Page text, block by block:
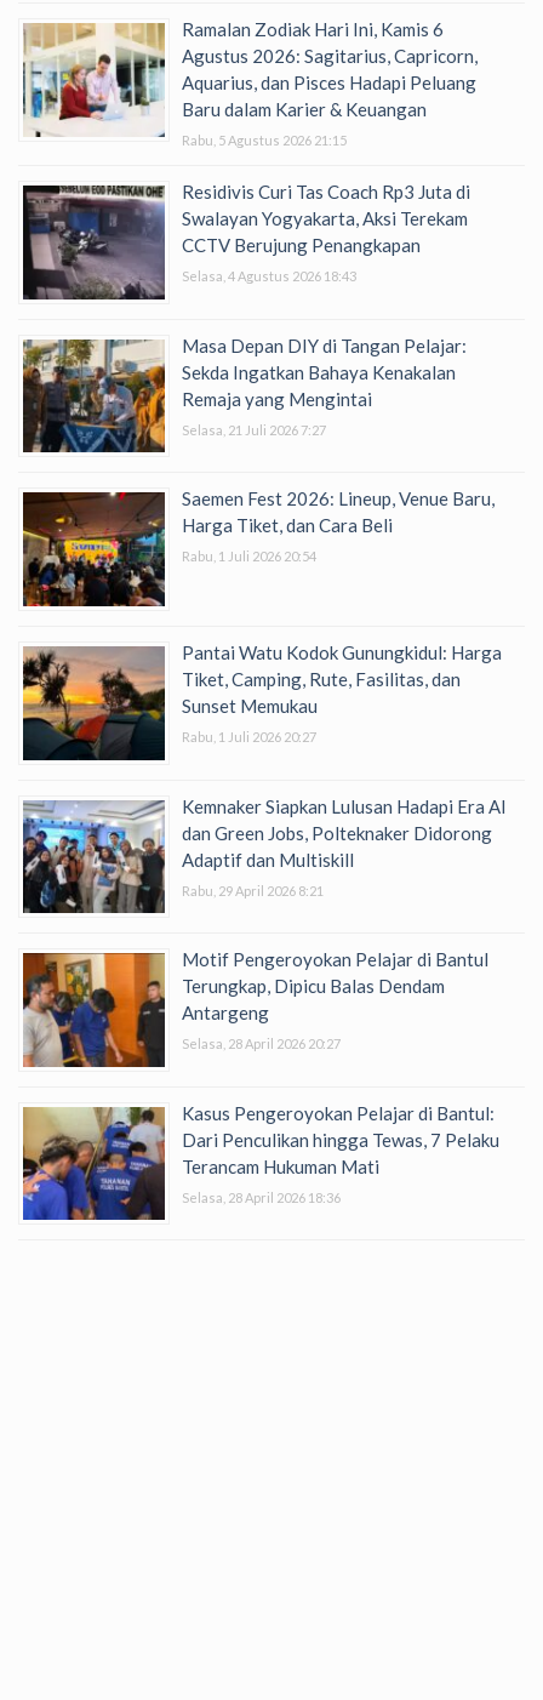
Ramalan Zodiak Hari Ini, Kamis 6
Agustus 2026: Sagitarius, Capricorn,
Aquarius, dan Pisces Hadapi Peluang
Baru dalam Karier & Keuangan
Rabu, 5 Agustus 2026 21:15
Residivis Curi Tas Coach Rp3 Juta di
Swalayan Yogyakarta, Aksi Terekam
CCTV Berujung Penangkapan
Selasa, 4 Agustus 2026 18:43
Masa Depan DIY di Tangan Pelajar:
Sekda Ingatkan Bahaya Kenakalan
Remaja yang Mengintai
Selasa, 21 Juli 2026 7:27
Saemen Fest 2026: Lineup, Venue Baru,
Harga Tiket, dan Cara Beli
Rabu, 1 Juli 2026 20:54
Pantai Watu Kodok Gunungkidul: Harga
Tiket, Camping, Rute, Fasilitas, dan
Sunset Memukau
Rabu, 1 Juli 2026 20:27
Kemnaker Siapkan Lulusan Hadapi Era AI
dan Green Jobs, Polteknaker Didorong
Adaptif dan Multiskill
Rabu, 29 April 2026 8:21
Motif Pengeroyokan Pelajar di Bantul
Terungkap, Dipicu Balas Dendam
Antargeng
Selasa, 28 April 2026 20:27
Kasus Pengeroyokan Pelajar di Bantul:
Dari Penculikan hingga Tewas, 7 Pelaku
Terancam Hukuman Mati
Selasa, 28 April 2026 18:36